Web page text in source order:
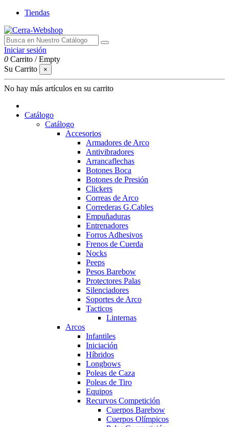
Tiendas
Iniciar sesión
0 Carrito /Empty
Su Carrito
×
No hay más artículos en su carrito
Catálogo
Catálogo
Accesorios
Armadores de Arco
Antivibradores
Arrancaflechas
Botones Boca
Botones de Presión
Clickers
Correas de Arco
Correderas G.Cables
Empuñaduras
Entrenadores
Forros Adhesivos
Frenos de Cuerda
Nocks
Peeps
Pesos Barebow
Protectores Palas
Silenciadores
Soportes de Arco
Tacticos
Linternas
Arcos
Infantiles
Iniciación
Híbridos
Longbows
Poleas de Caza
Poleas de Tiro
Equipos
Recurvos Competición
Cuerpos Barebow
Cuerpos Olímpicos